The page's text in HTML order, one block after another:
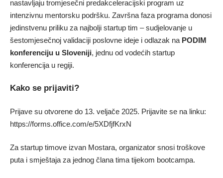
nastavljaju tromjesečni predakceleracijski program uz
intenzivnu mentorsku podršku. Završna faza programa donosi
jedinstvenu priliku za najbolji startup tim – sudjelovanje u
šestomjesečnoj validaciji poslovne ideje i odlazak na PODIM
konferenciju u Sloveniji, jednu od vodećih startup
konferencija u regiji.
Kako se prijaviti?
Prijave su otvorene do 13. veljače 2025. Prijavite se na linku:
https://forms.office.com/e/5XDfjfKrxN
Za startup timove izvan Mostara, organizator snosi troškove
puta i smještaja za jednog člana tima tijekom bootcampa.